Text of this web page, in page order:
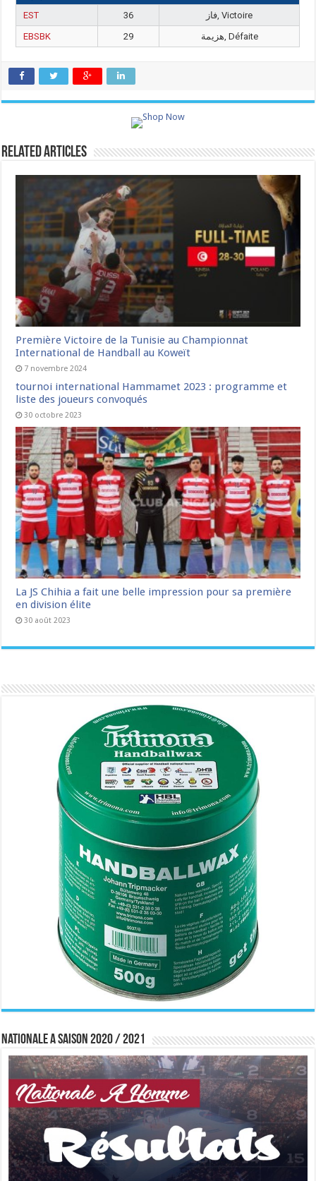
EST 36
فاز, Victoire
EBSBK
29 هزيمة, Défaite
Related Articles
Première Victoire de la Tunisie au Championnat
International de Handball au Koweït
7 novembre 2024
tournoi international Hammamet 2023 : programme et
liste des joueurs convoqués
30 octobre 2023
La JS Chihia a fait une belle impression pour sa première
en division élite
30 août 2023
Nationale A saison 2020 / 2021